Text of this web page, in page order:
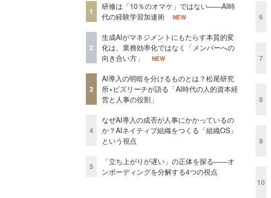
1
研修は「10％のオマケ」ではない——AI時
代の経験学習加速術
NEW
2
生成AIがマネジメントにもたらす本質的変
化は、業務効率化ではなく「メンバーへの
向き合い方」
NEW
3
AI導入の明暗を分けるものとは？松尾研究
所×ビズリーチが語る「AI時代の人的資本経
営と人事の役割」
4
なぜAI導入の成否が人事にかかっているの
か？AIネイティブ組織をつくる「組織OS」
という視点
5
「立ち上がりが遅い」の正体を探る——オ
ンボーディングを分解する4つの視点
6
7
8
9
10